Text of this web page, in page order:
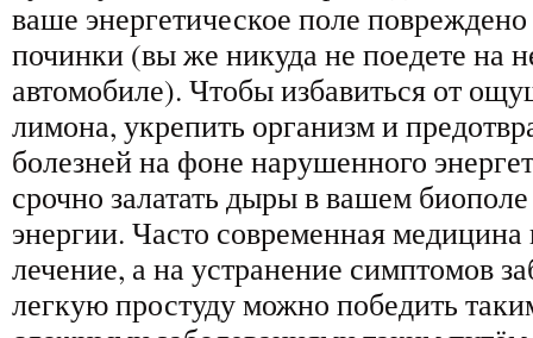
ваше энергетическое поле
починки (вы же никуда не поедете на
автомобиле). Чтобы избавиться от
лимона, укрепить организм и
болезней на фоне нарушенного
срочно залатать дыры в вашем
энергии. Часто современная медицина
лечение, а на устранение симптомов
легкую простуду можно победить